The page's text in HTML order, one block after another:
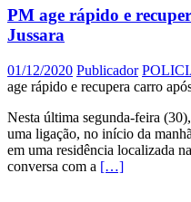
PM age rápido e
Jussara
01/12/2020 Publicador
age rápido e recupera carro
Nesta última segunda-feira
uma ligação, no início da
em uma residência localizada
conversa com a […]